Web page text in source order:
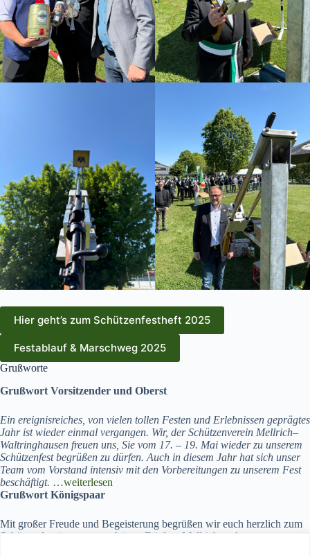
Hier geht’s zum Schützenfestheft 2025
Festablauf & Marschweg 2025
Grußworte
Grußwort Vorsitzender und Oberst
Ein ereignisreiches, von vielen tollen Festen und Erlebnissen geprägtes
Jahr ist wieder einmal vergangen. Wir, der Schützenverein Mellrich–
Waltringhausen freuen uns, Sie vom 17. – 19. Mai wieder zu unserem
Schützenfest begrüßen zu dürfen. Auch in diesem Jahr hat sich unser
Team vom Vorstand intensiv mit den Vorbereitungen zu unserem Fest
beschäftigt. …weiterlesen
Grußwort Königspaar
Mit großer Freude und Begeisterung begrüßen wir euch herzlich zum
Schützenfest in unseren schönen Dörfern Mellrich und